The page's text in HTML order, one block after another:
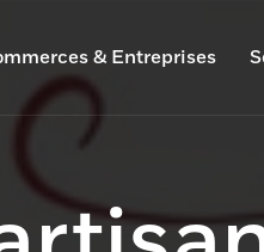
& Entreprises